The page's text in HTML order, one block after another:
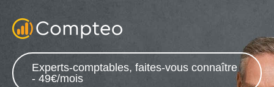
Experts-comptables, faites-vous connaître
- 49€/mois